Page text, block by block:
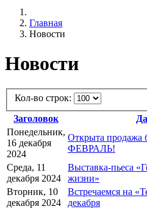
Главная
Новости
Новости
Кол-во строк:
Заголовок
Понедельник,
16 декабря
2024
Открыта продажа
ФЕВРАЛЬ!
Среда, 11
декабря 2024
Выставка-пьеса
жизни»
Вторник, 10
декабря 2024
Встречаемся на
декабря